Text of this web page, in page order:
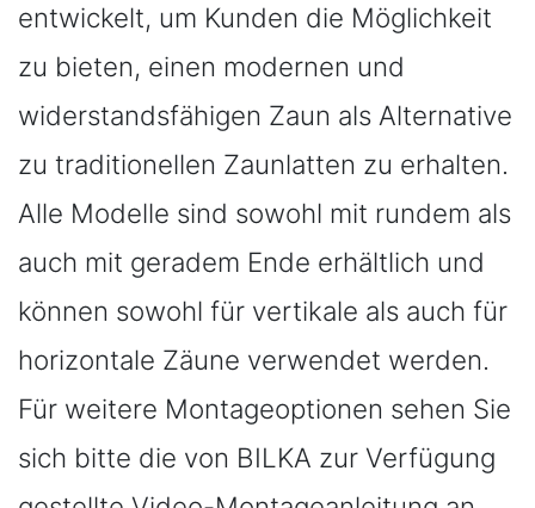
entwickelt, um Kunden die Möglichkeit
zu bieten, einen modernen und
widerstandsfähigen Zaun als Alternative
zu traditionellen Zaunlatten zu erhalten.
Alle Modelle sind sowohl mit rundem als
auch mit geradem Ende erhältlich und
können sowohl für vertikale als auch für
horizontale Zäune verwendet werden.
Für weitere Montageoptionen sehen Sie
sich bitte die von BILKA zur Verfügung